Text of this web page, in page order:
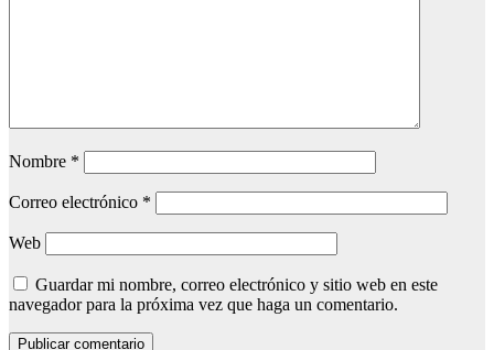
Nombre *
Correo electrónico *
Web
Guardar mi nombre, correo electrónico y sitio web en este
navegador para la próxima vez que haga un comentario.